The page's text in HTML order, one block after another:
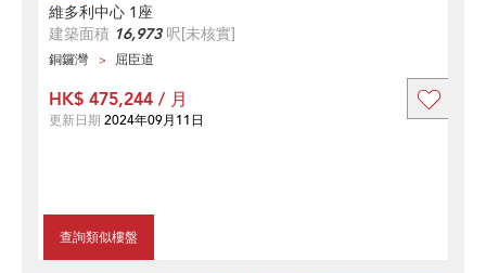
維多利中心 1座
建築面積 16,973呎[未核實]
銅鑼灣 屈臣道
查詢類似樓盤
HK$ 475,244 / 月
更新日期 2024年09月11日